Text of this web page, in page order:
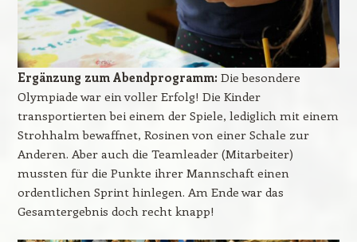
Ergänzung zum Abendprogramm: Die besondere
Olympiade war ein voller Erfolg! Die Kinder
transportierten bei einem der Spiele, lediglich mit einem
Strohhalm bewaffnet, Rosinen von einer Schale zur
Anderen. Aber auch die Teamleader (Mitarbeiter)
mussten für die Punkte ihrer Mannschaft einen
ordentlichen Sprint hinlegen. Am Ende war das
Gesamtergebnis doch recht knapp!